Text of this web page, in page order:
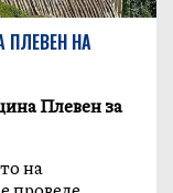
НА
Плевен за
на